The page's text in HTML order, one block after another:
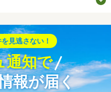
見逃さない！
通知で
報が届く